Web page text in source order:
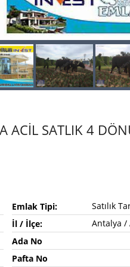
ACİL SATLIK 4
Emlak Tipi:
Satılık
İl / İlçe:
Antalya /
Ada No
Pafta No